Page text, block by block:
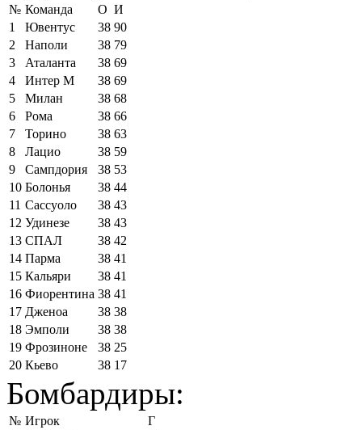
№ Команда О И
1
Ювентус 38 90
2
Наполи 38 79
3
Аталанта 38 69
4
Интер М 38 69
5
Милан 38 68
6
Рома 38 66
7
Торино 38 63
8
Лацио 38 59
9
Сампдория 38 53
10 Болонья 38 44
11 Сассуоло 38 43
12 Удинезе 38 43
13 СПАЛ 38 42
14 Парма 38 41
15 Кальяри 38 41
16 Фиорентина 38 41
17 Дженоа 38 38
18 Эмполи 38 38
19 Фрозиноне 38 25
20 Кьево 38 17
Бомбардиры:
№ Игрок
Г